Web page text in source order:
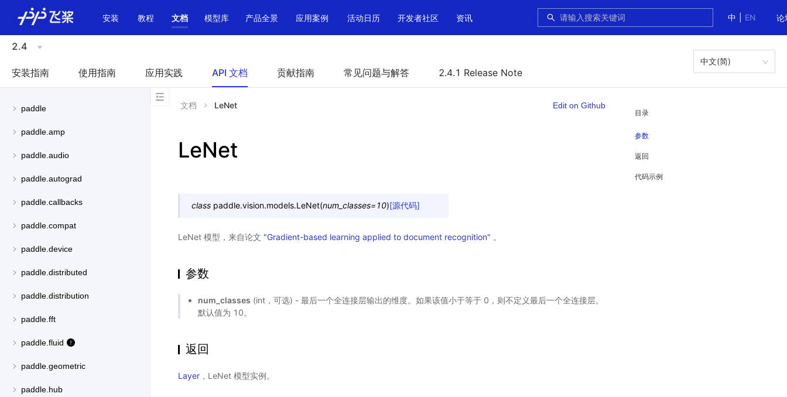
中
EN 论
安装 教程 文档 模型库 产品全景 应用案例 活动日历 开发者社区 资讯
2.4
安装指南 使用指南 应用实践 API 文档 贡献指南 常见问题与解答 2.4.1 Release Note
中文(简)
paddle
paddle.amp
paddle.audio
paddle.autograd
paddle.callbacks
paddle.compat
paddle.device
paddle.distributed
paddle.distribution
paddle.fft
paddle.fluid
paddle.geometric
paddle.hub
目录
参数
返回
代码示例
文档 LeNet Edit on Github
LeNet
class paddle.vision.models.LeNet(num_classes=10)[源代码]
LeNet 模型，来自论文 "Gradient-based learning applied to document recognition" 。
参数
num_classes (int，可选) - 最后一个全连接层输出的维度。如果该值小于等于 0，则不定义最后一个全连接层。
默认值为 10。
返回
Layer ，LeNet 模型实例。